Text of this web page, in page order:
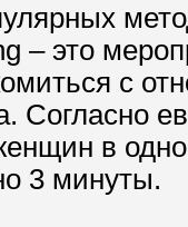
– это
с
Согласно
в
3 минуты.